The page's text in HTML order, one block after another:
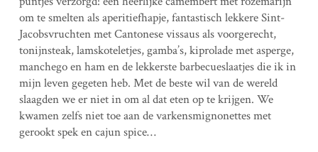
om te smelten als aperitiefhapje, fantastisch lekkere Sint-
Jacobsvruchten met Cantonese vissaus als voorgerecht,
tonijnsteak, lamskoteletjes, gamba’s, kiprolade met asperge,
manchego en ham en de lekkerste barbecueslaatjes die ik in
mijn leven gegeten heb. Met de beste wil van de wereld
slaagden we er niet in om al dat eten op te krijgen. We
kwamen zelfs niet toe aan de varkensmignonettes met
gerookt spek en cajun spice…